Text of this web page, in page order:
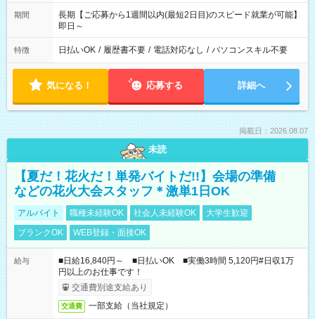
期間
長期【ご応募から1週間以内(最短2日目)のスピード就業が可能】
即日～
特徴 日払いOK / 履歴書不要 / 電話対応なし / パソコンスキル不要
気になる！ 応募する 詳細へ
掲載日：2026.08.07
未読
【夏だ！花火だ！単発バイトだ!!】会場の準備
などの花火大会スタッフ＊激単1日OK
アルバイト 職種未経験OK 社会人未経験OK
大学生歓迎
ブランクOK
WEB登録・面接OK
給与
■日給16,840円～ ■日払いOK ■実働3時間 5,120円#日収1万
円以上のお仕事です！
交通費別途支給あり
交通費 一部支給（当社規定）